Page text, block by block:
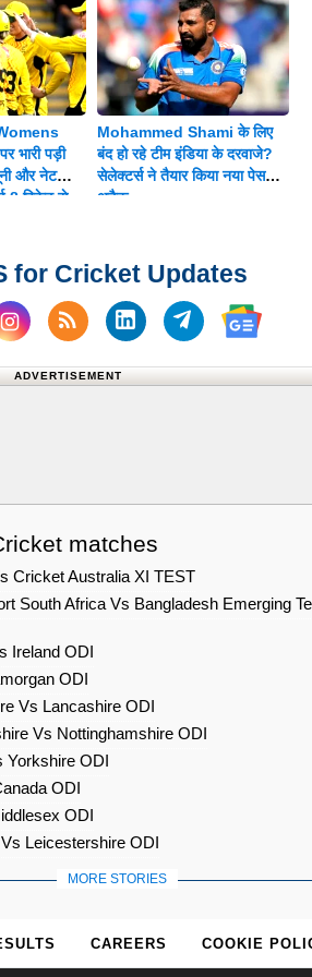
भारी पड़ी
और नेट
8 विकेट से
Mohammed Shami के लिए
बंद हो रहे टीम इंडिया के दरवाजे?
सेलेक्टर्स ने तैयार किया नया पेस
अटैक
for Cricket Updates
Facebook
us on X (Twitter)
Subscribe to our RSS Feed
Follow us onFollow us on
Follow
ADVERTISEMENT
matches
Cricket Australia XI TEST
South Africa Vs Bangladesh Emerging
Ireland ODI
ODI
Vs Lancashire ODI
Vs Nottinghamshire ODI
ODI
ODI
ODI
Leicestershire ODI
MORE STORIES
CAREERS COOKIE